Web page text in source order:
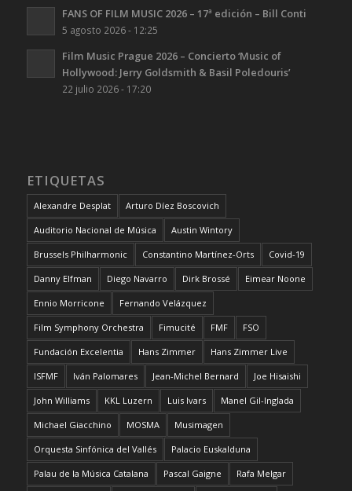
FANS OF FILM MUSIC 2026 – 17ª edición – Bill Conti
5 agosto 2026 - 12:25
Film Music Prague 2026 – Concierto ‘Music of
Hollywood: Jerry Goldsmith & Basil Poledouris’
22 julio 2026 - 17:20
ETIQUETAS
Alexandre Desplat Arturo Díez Boscovich
Auditorio Nacional de Música Austin Wintory
Brussels Philharmonic Constantino Martínez-Orts Covid-19
Danny Elfman Diego Navarro Dirk Brossé Eimear Noone
Ennio Morricone Fernando Velázquez
Film Symphony Orchestra Fimucité FMF FSO
Fundación Excelentia Hans Zimmer Hans Zimmer Live
ISFMF Iván Palomares Jean-Michel Bernard Joe Hisaishi
John Williams KKL Luzern Luis Ivars Manel Gil-Inglada
Michael Giacchino MOSMA Musimagen
Orquesta Sinfónica del Vallés Palacio Euskalduna
Palau de la Música Catalana Pascal Gaigne Rafa Melgar